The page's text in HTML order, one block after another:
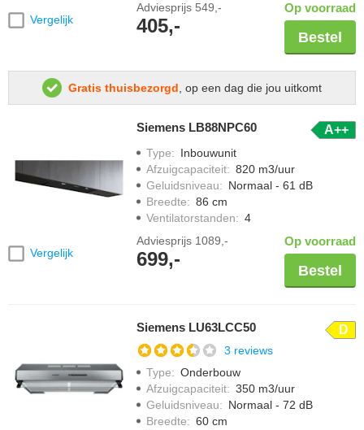
Vergelijk
Adviesprijs 549,-
405,-
Op voorraad
Bestel
Gratis thuisbezorgd , op een dag die jou uitkomt
Vergelijk
Siemens LB88NPC60 A++
Type: Inbouwunit
Afzuigcapaciteit: 820 m3/uur
Geluidsniveau: Normaal - 61 dB
Breedte: 86 cm
Ventilatorstanden: 4
Adviesprijs 1089,-
699,-
Op voorraad
Bestel
Siemens LU63LCC50 D
3 reviews
Type: Onderbouw
Afzuigcapaciteit: 350 m3/uur
Geluidsniveau: Normaal - 72 dB
Breedte: 60 cm